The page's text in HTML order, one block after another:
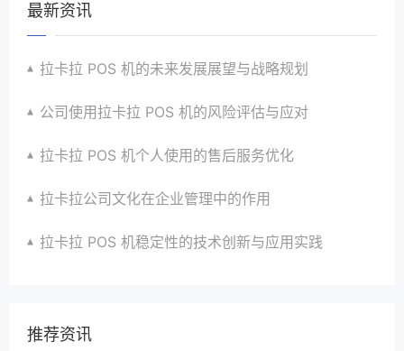
最新资讯
拉卡拉 POS 机的未来发展展望与战略规划
公司使用拉卡拉 POS 机的风险评估与应对
拉卡拉 POS 机个人使用的售后服务优化
拉卡拉公司文化在企业管理中的作用
拉卡拉 POS 机稳定性的技术创新与应用实践
推荐资讯